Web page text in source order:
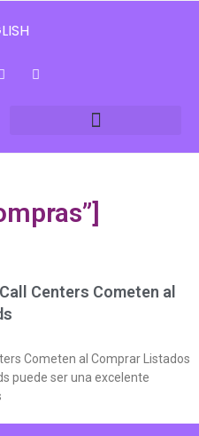
Centers Cometen al
Cometen al Comprar Listados
puede ser una excelente